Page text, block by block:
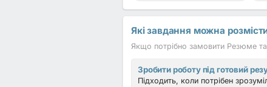
Які завдання можна
Якщо потрібно замовити Резюме та
Зробити роботу під готовий
Підходить, коли потрібен